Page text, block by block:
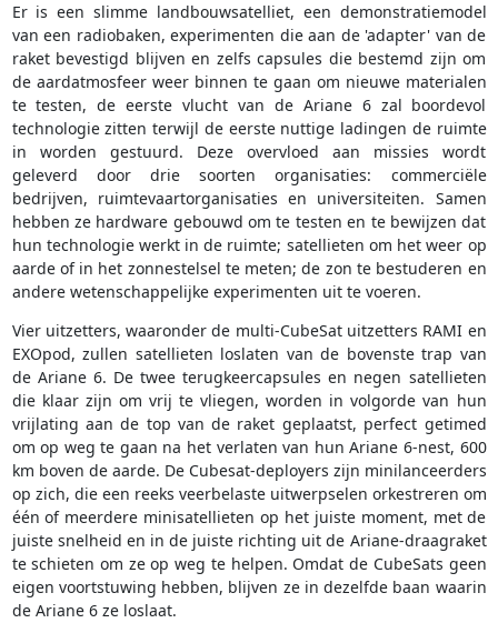
Er is een slimme landbouwsatelliet, een demonstratiemodel
van een radiobaken, experimenten die aan de 'adapter' van de
raket bevestigd blijven en zelfs capsules die bestemd zijn om
de aardatmosfeer weer binnen te gaan om nieuwe materialen
te testen, de eerste vlucht van de Ariane 6 zal boordevol
technologie zitten terwijl de eerste nuttige ladingen de ruimte
in worden gestuurd. Deze overvloed aan missies wordt
geleverd door drie soorten organisaties: commerciële
bedrijven, ruimtevaartorganisaties en universiteiten. Samen
hebben ze hardware gebouwd om te testen en te bewijzen dat
hun technologie werkt in de ruimte; satellieten om het weer op
aarde of in het zonnestelsel te meten; de zon te bestuderen en
andere wetenschappelijke experimenten uit te voeren.
Vier uitzetters, waaronder de multi-CubeSat uitzetters RAMI en
EXOpod, zullen satellieten loslaten van de bovenste trap van
de Ariane 6. De twee terugkeercapsules en negen satellieten
die klaar zijn om vrij te vliegen, worden in volgorde van hun
vrijlating aan de top van de raket geplaatst, perfect getimed
om op weg te gaan na het verlaten van hun Ariane 6-nest, 600
km boven de aarde. De Cubesat-deployers zijn minilanceerders
op zich, die een reeks veerbelaste uitwerpselen orkestreren om
één of meerdere minisatellieten op het juiste moment, met de
juiste snelheid en in de juiste richting uit de Ariane-draagraket
te schieten om ze op weg te helpen. Omdat de CubeSats geen
eigen voortstuwing hebben, blijven ze in dezelfde baan waarin
de Ariane 6 ze loslaat.